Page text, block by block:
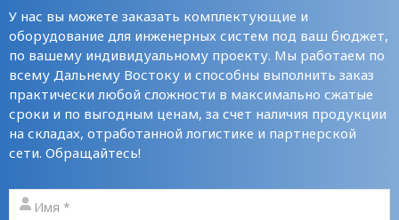
У нас вы можете заказать комплектующие и
оборудование для инженерных систем под ваш бюджет,
по вашему индивидуальному проекту. Мы работаем по
всему Дальнему Востоку и способны выполнить заказ
практически любой сложности в максимально сжатые
сроки и по выгодным ценам, за счет наличия продукции
на складах, отработанной логистике и партнерской
сети. Обращайтесь!